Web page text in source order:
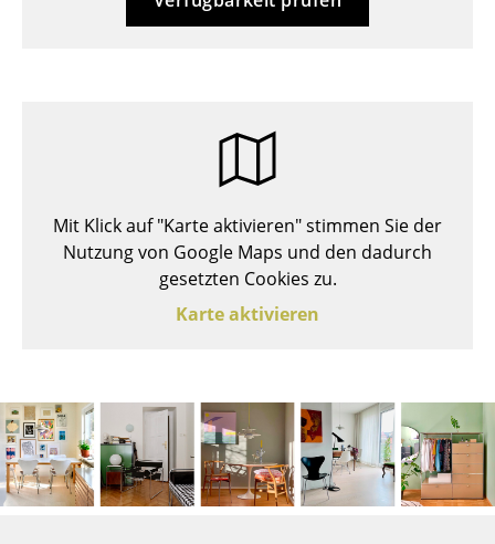
Konferenzstühle
Tische
Esstische
Beistelltische
Mit Klick auf "Karte aktivieren" stimmen Sie der
Nutzung von Google Maps und den dadurch
gesetzten Cookies zu.
Karte aktivieren